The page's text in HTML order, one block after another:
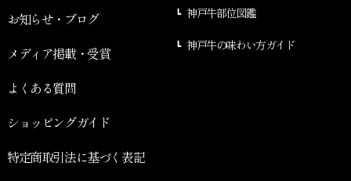
お知らせ・ブログ
メディア掲載・受賞
よくある質問
ショッピングガイド
特定商取引法に基づく表記
神戸牛部位図鑑
神戸牛の味わい方ガイド